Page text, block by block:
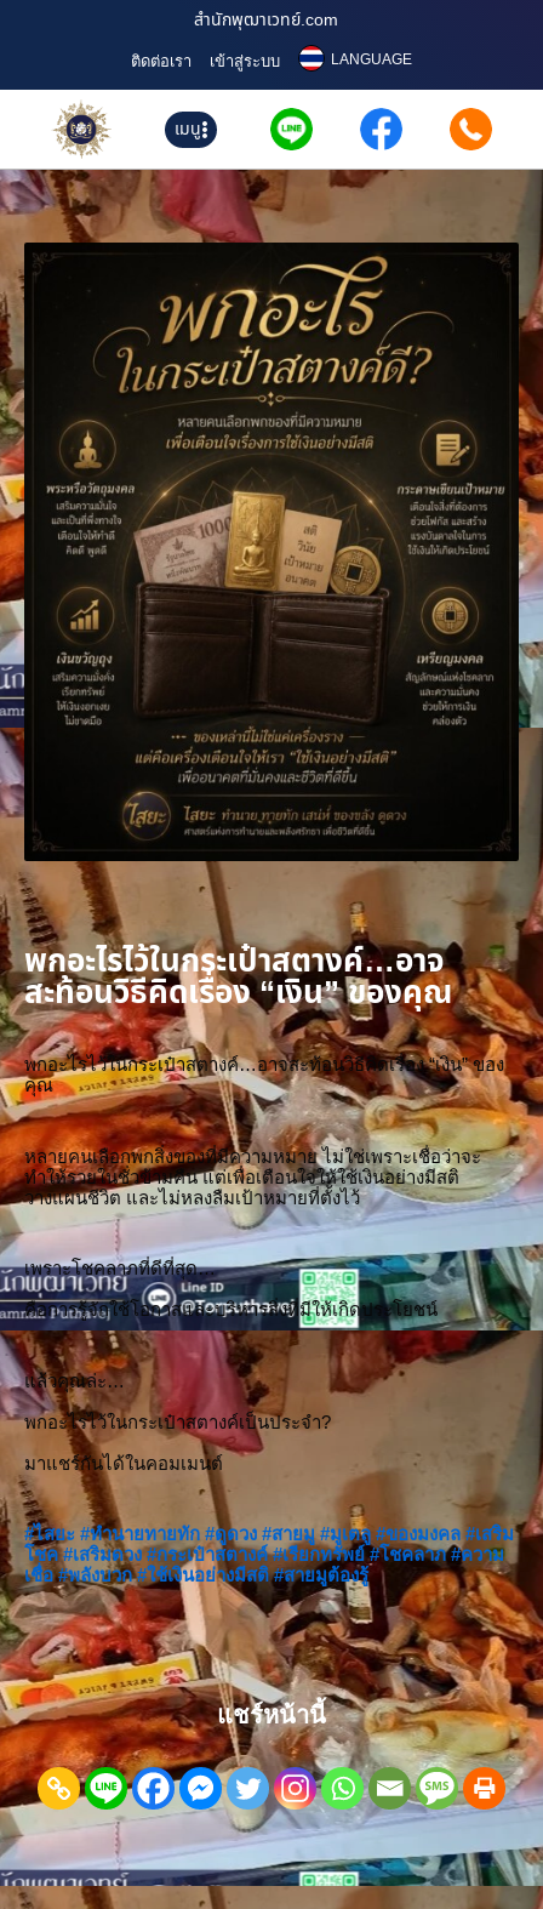
สำนักพุฒาเวทย์.com
ติดต่อเรา เข้าสู่ระบบ LANGUAGE
เมนู
พกอะไรไว้ในกระเป๋าสตางค์…อาจ
สะท้อนวิธีคิดเรื่อง “เงิน” ของคุณ
พกอะไรไว้ในกระเป๋าสตางค์…อาจสะท้อนวิธีคิดเรื่อง “เงิน” ของ
คุณ
หลายคนเลือกพกสิ่งของที่มีความหมาย ไม่ใช่เพราะเชื่อว่าจะ
ทำให้รวยในชั่วข้ามคืน แต่เพื่อเตือนใจให้ใช้เงินอย่างมีสติ
วางแผนชีวิต และไม่หลงลืมเป้าหมายที่ตั้งไว้
เพราะโชคลาภที่ดีที่สุด…
คือการรู้จักใช้โอกาสและบริหารสิ่งที่มีให้เกิดประโยชน์
แล้วคุณล่ะ…
พกอะไรไว้ในกระเป๋าสตางค์เป็นประจำ?
มาแชร์กันได้ในคอมเมนต์
#ไสยะ #ทำนายทายทัก #ดูดวง #สายมู #มูเตลู #ของมงคล #เสริม
โชค #เสริมดวง #กระเป๋าสตางค์ #เรียกทรัพย์ #โชคลาภ #ความ
เชื่อ #พลังบวก #ใช้เงินอย่างมีสติ #สายมูต้องรู้
แชร์หน้านี้